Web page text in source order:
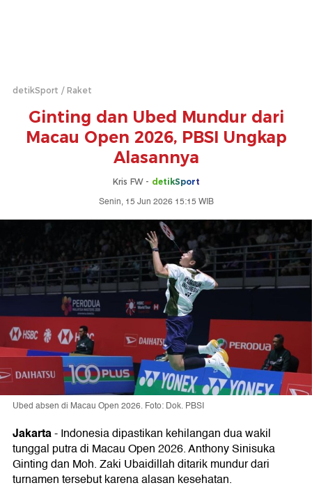
detikSport Raket
Ginting dan Ubed Mundur dari
Macau Open 2026, PBSI Ungkap
Alasannya
Kris FW - detikSport
Senin, 15 Jun 2026 15:15 WIB
Ubed absen di Macau Open 2026. Foto: Dok. PBSI
Jakarta-Indonesia dipastikan kehilangan dua wakil
tunggal putra di Macau Open 2026. Anthony Sinisuka
Ginting dan Moh. Zaki Ubaidillah ditarik mundur dari
turnamen tersebut karena alasan kesehatan.